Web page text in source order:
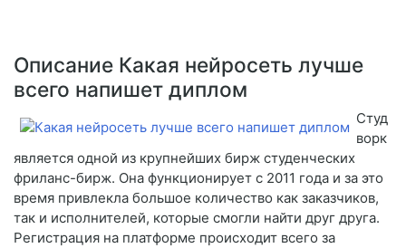
Описание Какая нейросеть лучше
всего напишет диплом
Студ
ворк
является одной из крупнейших бирж студенческих
фриланс-бирж. Она функционирует с 2011 года и за это
время привлекла большое количество как заказчиков,
так и исполнителей, которые смогли найти друг друга.
Регистрация на платформе происходит всего за